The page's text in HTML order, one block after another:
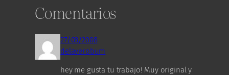
Comentarios
27/03/2008
delaverobum
hey me gusta tu trabajo! Muy original y